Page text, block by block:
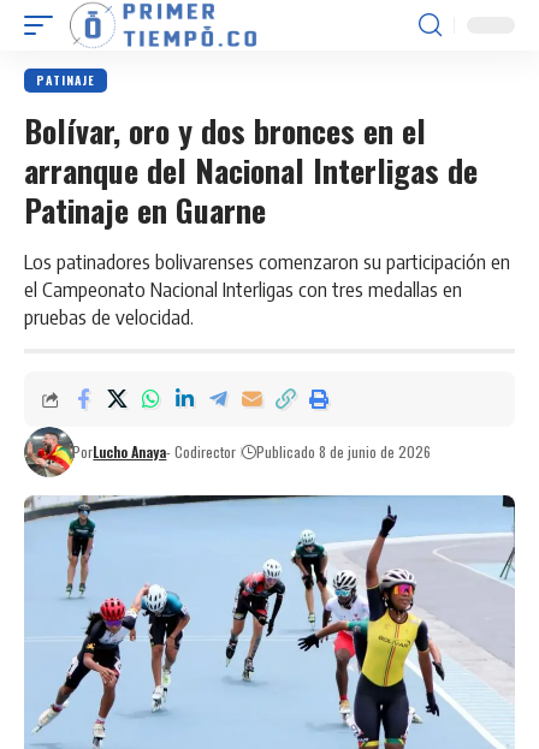
PATINAJE
Bolívar, oro y dos bronces en el
arranque del Nacional Interligas de
Patinaje en Guarne
Los patinadores bolivarenses comenzaron su participación en
el Campeonato Nacional Interligas con tres medallas en
pruebas de velocidad.
PorLucho Anaya- Codirector Publicado 8 de junio de 2026